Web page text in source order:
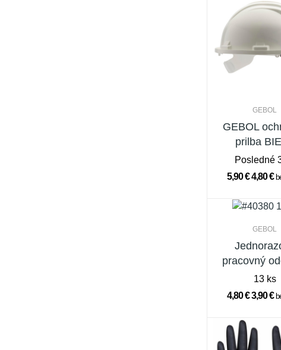
GEBOL
GEBOL
prilba
Posledné
5,90 €4,80 €
GEBOL
pracovný
13 ks
4,80 €3,90 €